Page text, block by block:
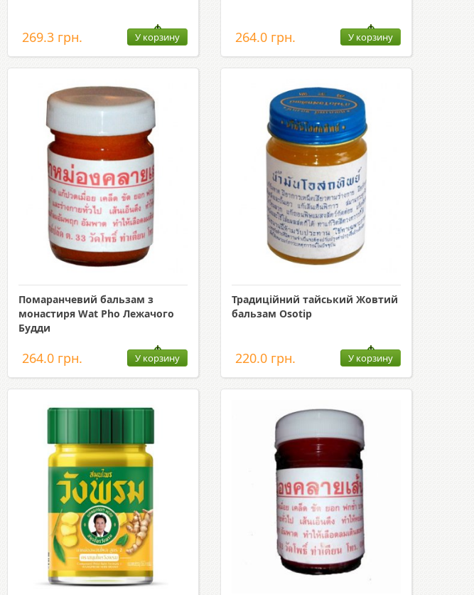
269.3 грн. У корзину 264.0 грн. У корзину
Помаранчевий бальзам з
монастиря Wat Pho Лежачого
Будди
264.0 грн. У корзину
Традиційний тайський Жовтий
бальзам Osotip
220.0 грн. У корзину